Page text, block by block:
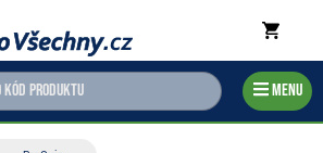
Menu